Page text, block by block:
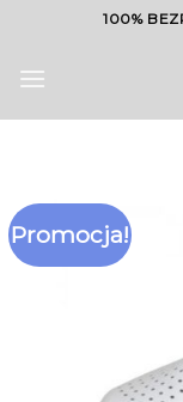
content
100%
Promocja!